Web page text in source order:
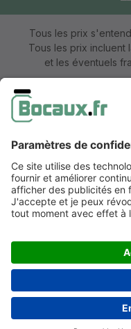
Tous les prix
Tous les prix incluent
et les éventuels
Information &
CGV avec
Déclaration de